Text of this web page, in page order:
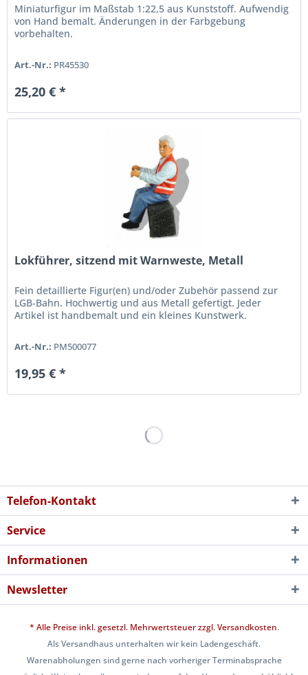
Miniaturfigur im Maßstab 1:22,5 aus Kunststoff. Aufwendig
von Hand bemalt. Änderungen in der Farbgebung
vorbehalten.
Art.-Nr.: PR45530
25,20 € *
Lokführer, sitzend mit Warnweste, Metall
Fein detaillierte Figur(en) und/oder Zubehör passend zur
LGB-Bahn. Hochwertig und aus Metall gefertigt. Jeder
Artikel ist handbemalt und ein kleines Kunstwerk.
Art.-Nr.: PM500077
19,95 € *
Telefon-Kontakt
Service
Informationen
Newsletter
* Alle Preise inkl. gesetzl. Mehrwertsteuer zzgl.Versandkosten.
Als Versandhaus unterhalten wir kein Ladengeschäft.
Warenabholungen sind gerne nach vorheriger Terminabsprache